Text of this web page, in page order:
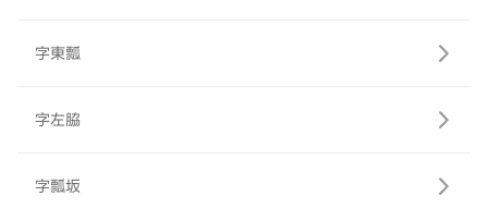
字東瓢
字左脇
字瓢坂